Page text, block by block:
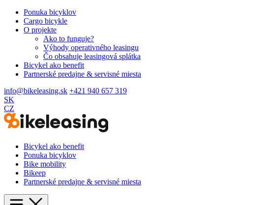
Ponuka bicyklov
Cargo bicykle
O projekte
Ako to funguje?
Výhody operativného leasingu
Čo obsahuje leasingová splátka
Bicykel ako benefit
Partnerské predajne & servisné miesta
info@bikeleasing.sk +421 940 657 319
SK
CZ
Bicykel ako benefit
Ponuka bicyklov
Bike mobility
Bikeep
Partnerské predajne & servisné miesta